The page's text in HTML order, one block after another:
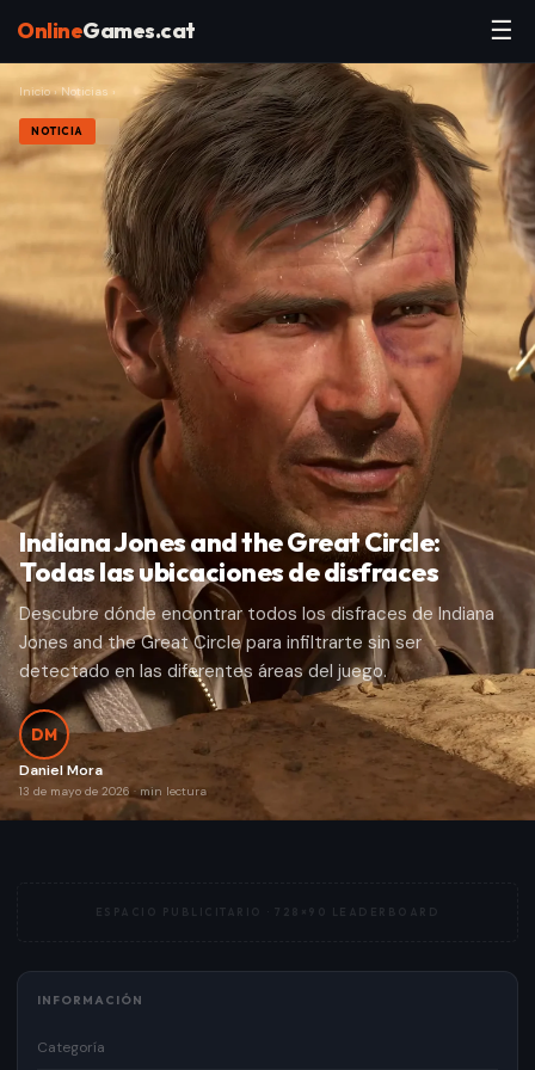
OnlineGames.cat ☰
Inicio›Noticias ›
NOTICIA
Indiana Jones and the Great Circle:
Todas las ubicaciones de disfraces
Descubre dónde encontrar todos los disfraces de Indiana
Jones and the Great Circle para infiltrarte sin ser
detectado en las diferentes áreas del juego.
DM
Daniel Mora
13 de mayo de 2026·min lectura
ESPACIO PUBLICITARIO ·728×90 LEADERBOARD
INFORMACIÓN
Categoría